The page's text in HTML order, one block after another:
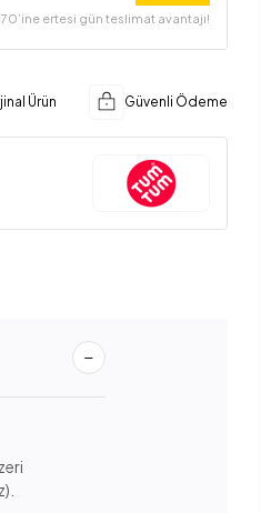
ertesi gün teslimat avantajı!
Ürün Güvenli Ödeme